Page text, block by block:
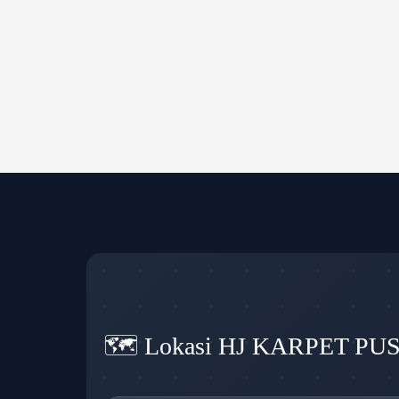
🗺️ Lokasi HJ KARPET